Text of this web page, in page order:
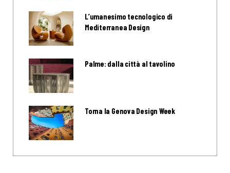
L’umanesimo tecnologico di
Mediterranea Design
Palme: dalla città al tavolino
Torna la Genova Design Week